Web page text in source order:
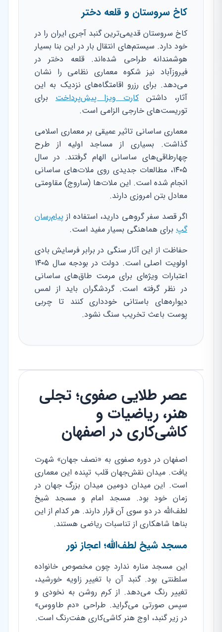
کاخ سروستان و قلعه دختر
کاخ سروستان قدیمی‌ترین گنبد آجری ایران را در
خود دارد. سیستم‌های انتقال بار در این بنا بسیار
هوشمندانه طراحی شده‌اند. قلعه دختر در
فیروزآباد نیز شکوه معماری نظامی را نشان
می‌دهد. برای رزرو اقامتگاه‌های نزدیک به این
آثار، داشتن کارت ویزا پیش‌پرداخت برای
توریست‌های خارجی الزامی است.
معماری ساسانی تاثیر عمیقی بر معماری اسلامی
گذاشت. بسیاری از مساجد اولیه از طرح
چهارطاقی‌های ساسانی الهام گرفتند. در سال
۱۴۰۵، مطالعات جدیدی روی ملات‌های ساسانی
انجام شده است. این ملات‌ها (ساروج) مقاومتی
معادل بتن امروزی دارند.
اگر قصد سفر گروهی دارید، استفاده از پیام‌رسان
گپ برای هماهنگی بسیار مفید است.
حفاظت از این آثار سنگی در برابر فرسایش بادی
اولویت اصلی است. دولت در بودجه سال ۱۴۰۵
اعتبارات ویژه‌ای برای مرمت طاق‌های ساسانی
در نظر گرفته است. گردشگران باید از لمس
دیواره‌های باستانی خودداری کنند تا چربی
پوست باعث تخریب سنگ نشود.
عصر طلایی صفوی؛ تجلی
هنر، ریاضیات و
کاشی‌کاری در اصفهان
اصفهان در دوره صفوی به «نصف جهان» شهرت
یافت. میدان نقش‌جهان قلب تپنده این معماری
است. این میدان دومین میدان بزرگ جهان در
زمان خود بود. مسجد امام و مسجد شیخ
لطف‌الله در دو سوی آن قرار دارند. هر کدام از این
بناها شاهکاری از تناسبات ریاضی هستند.
مسجد شیخ لطف‌الله؛ اعجاز نور
این مسجد مناره ندارد چون مخصوص خانواده
سلطنتی بود. گنبد آن با تغییر زاویه خورشید،
تغییر رنگ می‌دهد. از کرم روشن به نخودی و
سپس صورتی می‌گراید. طراحی «دم طاووس»
در زیر گنبد، اوج هنر کاشی‌کاری هفت‌رنگ است.